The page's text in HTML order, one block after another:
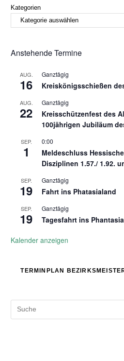
Kategorien
Anstehende Termine
AUG.
16
Ganztägig
Kreiskönigsschießen
AUG.
22
Ganztägig
Kreisschützenfest des
100jährigen Jubiläum
SEP.
1
0:00
Meldeschluss
Disziplinen 1.57./ 1.92.
SEP.
19
Ganztägig
Fahrt ins Phatasialand
SEP.
19
Ganztägig
Tagesfahrt ins
Kalender anzeigen
TERMINPLAN